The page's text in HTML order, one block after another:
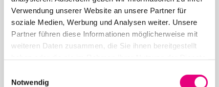
Verwendung unserer Website an unsere Partner für
soziale Medien, Werbung und Analysen weiter. Unsere
Partner führen diese Informationen möglicherweise mit
weiteren Daten zusammen, die Sie ihnen bereitgestellt
Notwendig
12. Mai 2026
28. Enjoy Jazz Festival – Eröffnung mit Souad
Massi feat. Youssoupha – Vorverkauf beginnt